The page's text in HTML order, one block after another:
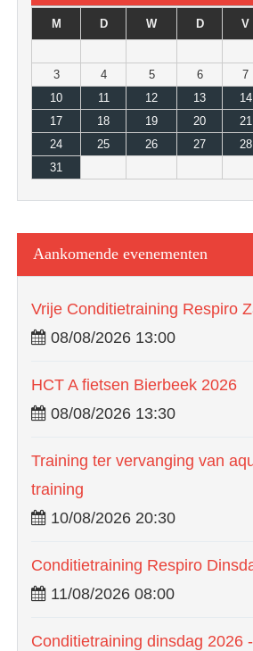
M D W D V
3
4 5 6 7
10
11 12 13 14
17
18 19 20 21
24
25 26 27 28
31
Aankomende evenementen
Vrije Conditietraining Respiro
08/08/2026 13:00
HCT A fietsen Bierbeek 2026
08/08/2026 13:30
Training ter vervanging van
training
10/08/2026 20:30
Conditietraining Respiro
11/08/2026 08:00
Conditietraining dinsdag 2026